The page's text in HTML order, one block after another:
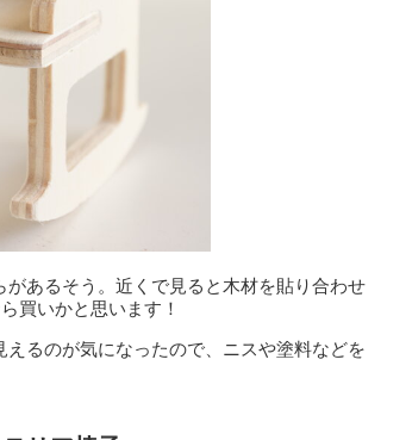
あるそう。近くで見ると木材を貼り合わせ
買いかと思います！
るのが気になったので、ニスや塗料などを